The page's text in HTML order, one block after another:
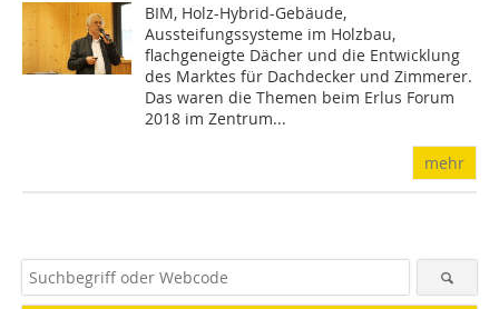
BIM, Holz-Hybrid-Gebäude,
Aussteifungssysteme im Holzbau,
flachgeneigte Dächer und die Entwicklung
des Marktes für Dachdecker und Zimmerer.
Das waren die Themen beim Erlus Forum
2018 im Zentrum...
mehr